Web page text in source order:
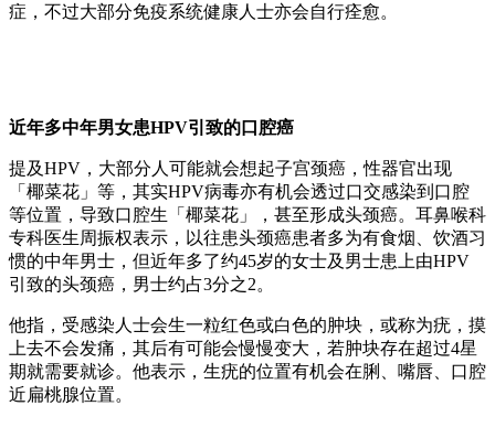
症，不过大部分免疫系统健康人士亦会自行痊愈。
近年多中年男女患HPV引致的口腔癌
提及HPV，大部分人可能就会想起子宫颈癌，性器官出现
「椰菜花」等，其实HPV病毒亦有机会透过口交感染到口腔
等位置，导致口腔生「椰菜花」，甚至形成头颈癌。耳鼻喉科
专科医生周振权表示，以往患头颈癌患者多为有食烟、饮酒习
惯的中年男士，但近年多了约45岁的女士及男士患上由HPV
引致的头颈癌，男士约占3分之2。
他指，受感染人士会生一粒红色或白色的肿块，或称为疣，摸
上去不会发痛，其后有可能会慢慢变大，若肿块存在超过4星
期就需要就诊。他表示，生疣的位置有机会在脷、嘴唇、口腔
近扁桃腺位置。